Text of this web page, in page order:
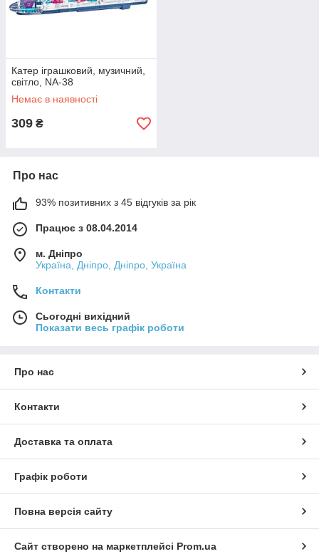
Катер іграшковий, музичний,
світло, NA-38
Немає в наявності
309 ₴
Про нас
93% позитивних з 45 відгуків за рік
Працює з 08.04.2014
м. Дніпро
Україна, Дніпро, Дніпро, Україна
Контакти
Сьогодні вихідний
Показати весь графік роботи
Про нас
Контакти
Доставка та оплата
Графік роботи
Повна версія сайту
Сайт створено на маркетплейсі Prom.ua